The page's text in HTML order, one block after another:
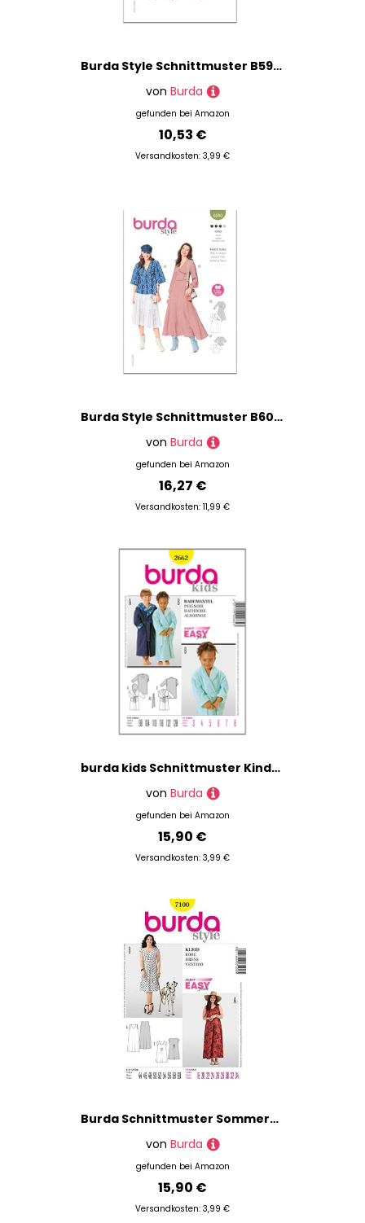
Burda Style Schnittmuster B5948 Damenkleid
von Burda
gefunden bei Amazon
10,53 €
Versandkosten: 3,99 €
Burda Style Schnittmuster B6040 Damenkleid und Bluse
von Burda
gefunden bei Amazon
16,27 €
Versandkosten: 11,99 €
burda kids Schnittmuster Kinder Frottee Bademanntel Gr. 98-128
von Burda
gefunden bei Amazon
15,90 €
Versandkosten: 3,99 €
Burda Schnittmuster Sommerkleid, A-Linie
von Burda
gefunden bei Amazon
15,90 €
Versandkosten: 3,99 €